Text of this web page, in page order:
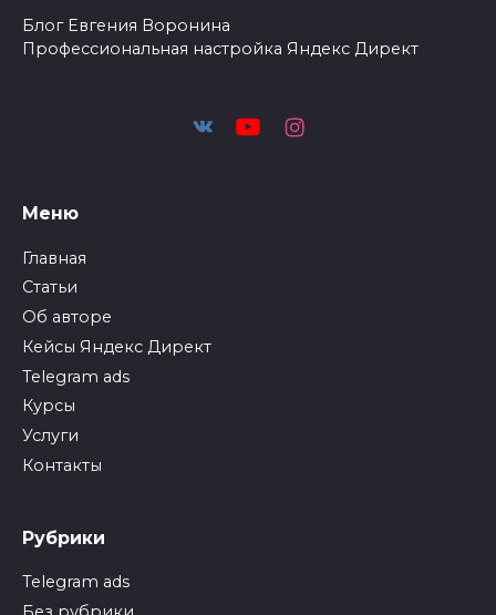
Блог Евгения Воронина
Профессиональная настройка Яндекс Директ
Меню
Главная
Статьи
Об авторе
Кейсы Яндекс Директ
Telegram ads
Курсы
Услуги
Контакты
Рубрики
Telegram ads